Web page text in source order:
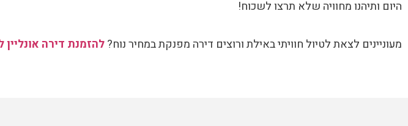
היום ותיהנו מחוויה שלא תרצו לשכוח!
מעוניינים לצאת לטיול חוויתי באילת ורוצים דירה מפנקת במחיר נוח?להזמנת דירה אונליין